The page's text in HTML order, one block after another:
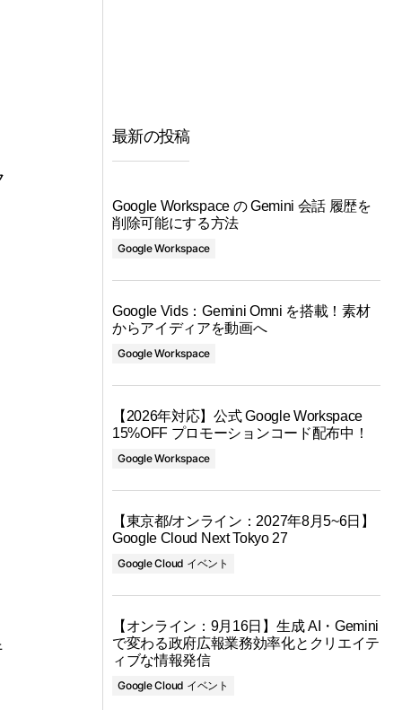
最新の投稿
Google Workspace の Gemini 会話 履歴を
削除可能にする方法
Google Workspace
Google Vids：Gemini Omni を搭載！素材
からアイディアを動画へ
Google Workspace
【2026年対応】公式 Google Workspace
15%OFF プロモーションコード配布中！
Google Workspace
【東京都/オンライン：2027年8月5~6日】
Google Cloud Next Tokyo 27
Google Cloud イベント
【オンライン：9月16日】生成 AI・Gemini
で変わる政府広報業務効率化とクリエイテ
ィブな情報発信
Google Cloud イベント